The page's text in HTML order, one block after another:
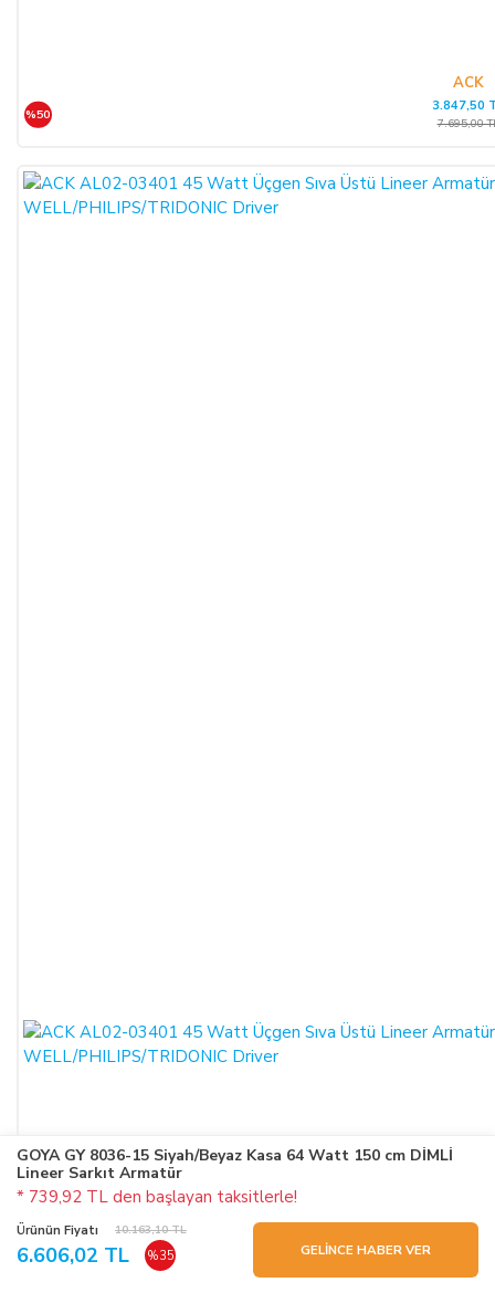
GOYA GY 8036-15 Siyah/Beyaz Kasa 64 Watt 150 cm DİMLİ
Lineer Sarkıt Armatür
* 739,92 TL den başlayan taksitlerle!
Ürünün Fiyatı 10.163,10 TL
6.606,02 TL %35 GELİNCE HABER VER
ACK
%50
3.847,50
7.695,00